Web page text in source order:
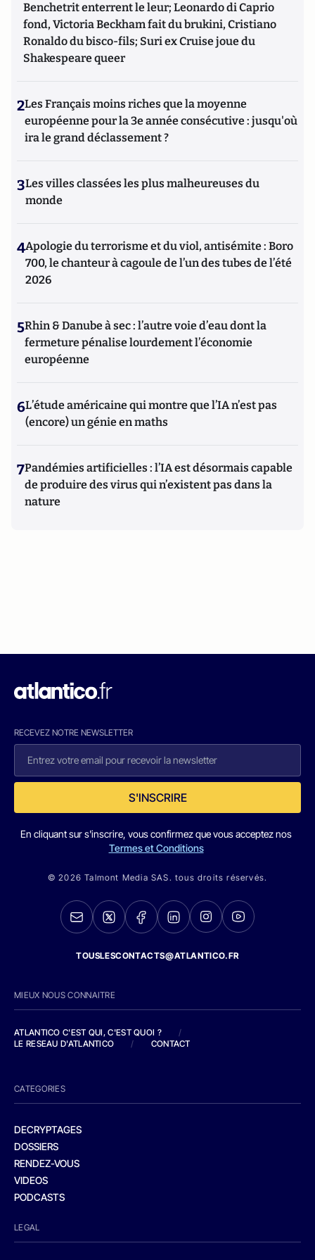
Benchetrit enterrent le leur; Leonardo di Caprio
fond, Victoria Beckham fait du brukini, Cristiano
Ronaldo du bisco-fils; Suri ex Cruise joue du
Shakespeare queer
2Les Français moins riches que la moyenne
européenne pour la 3e année consécutive : jusqu'où
ira le grand déclassement ?
3Les villes classées les plus malheureuses du
monde
4Apologie du terrorisme et du viol, antisémite : Boro
700, le chanteur à cagoule de l’un des tubes de l’été
2026
5Rhin & Danube à sec : l’autre voie d’eau dont la
fermeture pénalise lourdement l’économie
européenne
6L’étude américaine qui montre que l’IA n’est pas
(encore) un génie en maths
7Pandémies artificielles : l’IA est désormais capable
de produire des virus qui n’existent pas dans la
nature
RECEVEZ NOTRE NEWSLETTER
S'INSCRIRE
En cliquant sur s'inscrire, vous confirmez que vous acceptez nos
Termes et Conditions
© 2026 Talmont Media SAS. tous droits réservés.
TOUSLESCONTACTS@ATLANTICO.FR
MIEUX NOUS CONNAITRE
ATLANTICO C'EST QUI, C'EST QUOI ?
/
LE RESEAU D'ATLANTICO
/ CONTACT
CATEGORIES
DECRYPTAGES
DOSSIERS
RENDEZ-VOUS
VIDEOS
PODCASTS
LEGAL